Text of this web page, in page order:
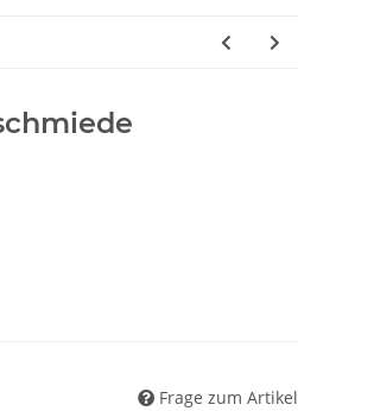
Frage zum Artikel